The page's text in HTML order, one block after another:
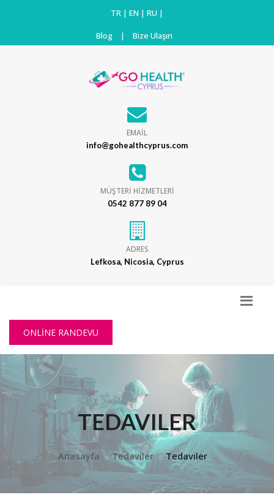
TR | EN | RU |
Blog | Bize Ulaşın
EMAİL
info@gohealthcyprus.com
MÜŞTERİ HİZMETLERİ
0542 877 89 04
ADRES
Lefkosa, Nicosia, Cyprus
ONLİNE RANDEVU
TEDAVILER
Anasayfa Tedaviler Tedaviler